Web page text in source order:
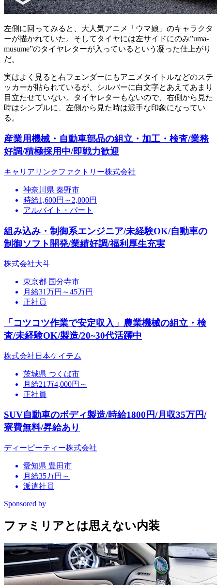
左側に回ってみると、大人気アニメ「ウマ娘」のキャラクタ
ーが描かれていた。そしてタイヤには左サイドにのみ”uma-
musume”のタイヤレターが入っているという凝った仕上がり
だ。
実はよく見ると右フェンダーにもアニメタイトルなどのステ
ッカーが貼られているが、シルバーに白文字とあえてあまり
目立たせていない。タイヤレターもないので、右側から見た
時はシンプルに、左側から見た時は派手な印象になってい
る。
産業用機械・自動車部品の組立・加工・検査/業務
好調/積極採用中/即戦力歓迎
キャリアリンクファクトリー株式会社
神奈川県 秦野市
時給1,600円～2,000円
アルバイト・パート
組み込み・制御系エンジニア/未経験OK/自動車の
制御ソフト開発/業績好調/福利厚生充実
株式会社大斗
東京都 国分寺市
月給31万円～45万円
正社員
「コツコツ作業で安定収入」農業機械の組立・検
査/未経験OK/製造/20~30代活躍中
株式会社日本ケイテム
茨城県 つくば市
月給21万4,000円～
正社員
SUV自動車のボディ製造/時給1800円/月収35万円/
寮費無料/昇給あり
ディーピーティー株式会社
愛知県 豊田市
月給35万円～
派遣社員
Sponsored by
ファミリアとは思えない内装